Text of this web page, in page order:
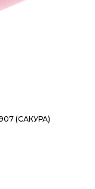
(САКУРА)